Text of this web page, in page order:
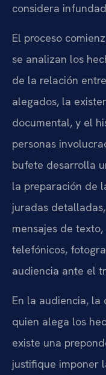
considera
El proceso
se analizan los
de la relación
alegados, la
documental, y el
personas
bufete desarrolla
la preparación de
juradas
mensajes de
telefónicos,
audiencia ante el
En la audiencia, la
quien alega los
existe una
justifique imponer